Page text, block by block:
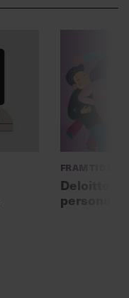
Deloitte:
personal